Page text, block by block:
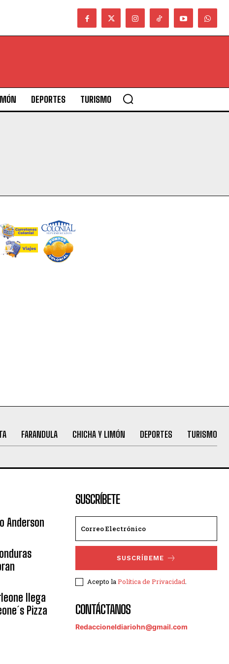
DEPORTES TURISMO
FARANDULA CHICHA Y LIMÓN DEPORTES TURISMO
Anderson
llega
Pizza
SUSCRÍBETE
SUSCRÍBEME
Acepto laPolítica de Privacidad.
CONTÁCTANOS
Redaccioneldiariohn@gmail.com